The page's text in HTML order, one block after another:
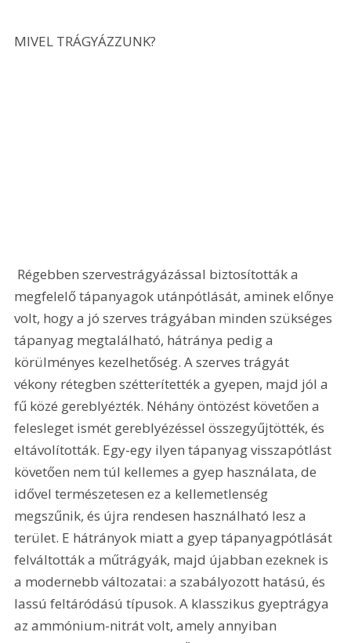
MIVEL TRÁGYÁZZUNK?
megfelelő tápanyagok utánpótlását, aminek előnye
volt, hogy a jó szerves trágyában minden szükséges
tápanyag megtalálható, hátránya pedig a
körülményes kezelhetőség. A szerves trágyát
vékony rétegben szétterítették a gyepen, majd jól a
fű közé gereblyézték. Néhány öntözést követően a
felesleget ismét gereblyézéssel összegyűjtötték, és
eltávolították. Egy-egy ilyen tápanyag visszapótlást
követően nem túl kellemes a gyep használata, de
idővel természetesen ez a kellemetlenség
megszűnik, és újra rendesen használható lesz a
terület. E hátrányok miatt a gyep tápanyagpótlását
felváltották a műtrágyák, majd újabban ezeknek is
a modernebb változatai: a szabályozott hatású, és
lassú feltáródású típusok. A klasszikus gyeptrágya
az ammónium-nitrát volt, amely annyiban